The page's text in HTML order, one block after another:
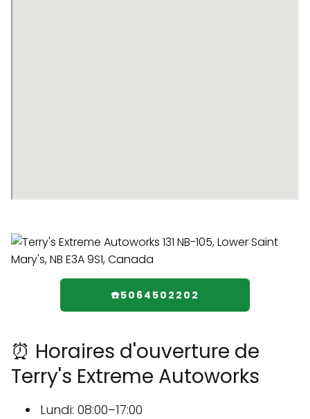
☎️5064502202
⏰ Horaires d'ouverture de
Terry's Extreme Autoworks
Lundi: 08:00–17:00